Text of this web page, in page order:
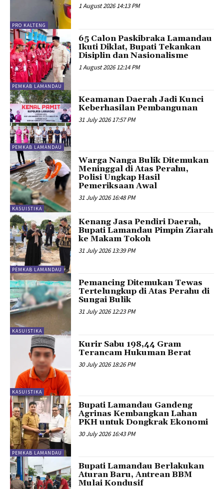
PRO KALTENG
1 August 2026 14:13 PM
PEMKAB LAMANDAU
65 Calon Paskibraka Lamandau
Ikuti Diklat, Bupati Tekankan
Disiplin dan Nasionalisme
1 August 2026 12:14 PM
PEMKAB LAMANDAU
Keamanan Daerah Jadi Kunci
Keberhasilan Pembangunan
31 July 2026 17:57 PM
KASUISTIKA
Warga Nanga Bulik Ditemukan
Meninggal di Atas Perahu,
Polisi Ungkap Hasil
Pemeriksaan Awal
31 July 2026 16:48 PM
PEMKAB LAMANDAU
Kenang Jasa Pendiri Daerah,
Bupati Lamandau Pimpin Ziarah
ke Makam Tokoh
31 July 2026 13:39 PM
KASUISTIKA
Pemancing Ditemukan Tewas
Tertelungkup di Atas Perahu di
Sungai Bulik
31 July 2026 12:23 PM
KASUISTIKA
Kurir Sabu 198,44 Gram
Terancam Hukuman Berat
30 July 2026 18:26 PM
PEMKAB LAMANDAU
Bupati Lamandau Gandeng
Agrinas Kembangkan Lahan
PKH untuk Dongkrak Ekonomi
30 July 2026 16:43 PM
Bupati Lamandau Berlakukan
Aturan Baru, Antrean BBM
Mulai Kondusif